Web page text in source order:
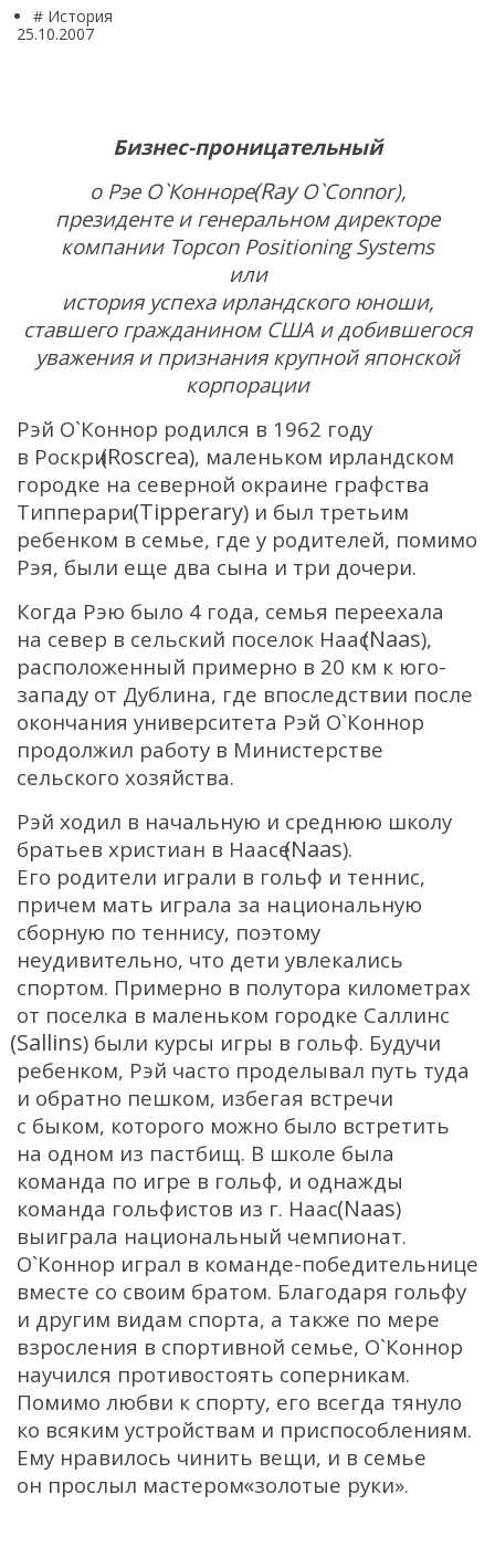
ГНСС-мониторинг
Аэрофотокамеры
Геоскан
DJI
Гидрография
БПВА
МЛЭ
ADCP
ГБО
Датчик качества воды
Распродажа
# История
25.10.2007
Бизнес-проницательный
о Рэе О`Конноре(RayO`Connor),
президенте и генеральном директоре
компании Topcon Positioning Systems
или
история успеха ирландского юноши,
ставшего гражданином США и добившегося
уважения и признания крупной японской
корпорации
Рэй О`Коннор родился в 1962 году
в Роскри(Roscrea), маленьком ирландском
городке на северной окраине графства
Типперари(Tipperary) и был третьим
ребенком в семье, где у родителей, помимо
Рэя, были еще два сына и три дочери.
Когда Рэю было 4 года, семья переехала
на север в сельский поселок Наас(Naas),
расположенный примерно в 20 км к юго-
западу от Дублина, где впоследствии после
окончания университета Рэй О`Коннор
продолжил работу в Министерстве
сельского хозяйства.
Рэй ходил в начальную и среднюю школу
братьев христиан в Наасе(Naas).
Его родители играли в гольф и теннис,
причем мать играла за национальную
сборную по теннису, поэтому
неудивительно, что дети увлекались
спортом. Примерно в полутора километрах
от поселка в маленьком городке Саллинс
(Sallins) были курсы игры в гольф. Будучи
ребенком, Рэй часто проделывал путь туда
и обратно пешком, избегая встречи
с быком, которого можно было встретить
на одном из пастбищ. В школе была
команда по игре в гольф, и однажды
команда гольфистов из г. Наас(Naas)
выиграла национальный чемпионат.
О`Коннор играл в команде-победительнице
вместе со своим братом. Благодаря гольфу
и другим видам спорта, а также по мере
взросления в спортивной семье, О`Коннор
научился противостоять соперникам.
Помимо любви к спорту, его всегда тянуло
ко всяким устройствам и приспособлениям.
Ему нравилось чинить вещи, и в семье
он прослыл мастером«золотые руки».